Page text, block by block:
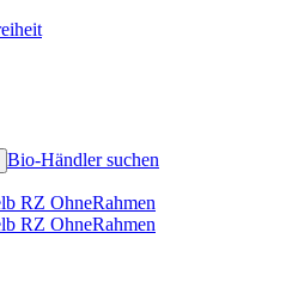
Bio-Händler suchen